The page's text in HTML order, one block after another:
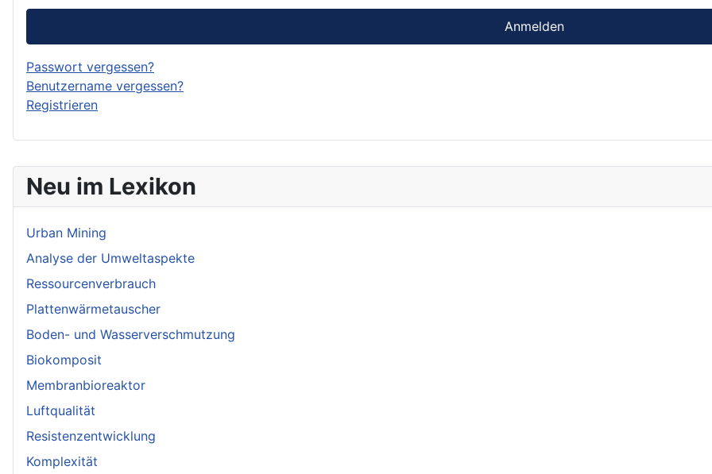
Neu im Lexikon
Urban Mining
Analyse der Umweltaspekte
Ressourcenverbrauch
Plattenwärmetauscher
Boden- und Wasserverschmutzung
Biokomposit
Membranbioreaktor
Luftqualität
Resistenzentwicklung
Komplexität
Anmelden
Passwort vergessen?
Benutzername vergessen?
Registrieren